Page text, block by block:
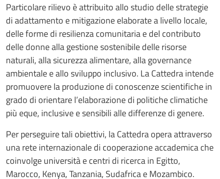
Particolare rilievo è attribuito allo studio delle strategie
di adattamento e mitigazione elaborate a livello locale,
delle forme di resilienza comunitaria e del contributo
delle donne alla gestione sostenibile delle risorse
naturali, alla sicurezza alimentare, alla governance
ambientale e allo sviluppo inclusivo. La Cattedra intende
promuovere la produzione di conoscenze scientifiche in
grado di orientare l’elaborazione di politiche climatiche
più eque, inclusive e sensibili alle differenze di genere.
Per perseguire tali obiettivi, la Cattedra opera attraverso
una rete internazionale di cooperazione accademica che
coinvolge università e centri di ricerca in Egitto,
Marocco, Kenya, Tanzania, Sudafrica e Mozambico.